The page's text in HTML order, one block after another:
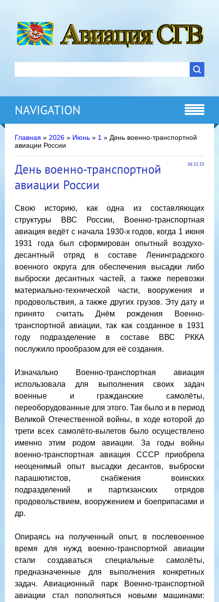
NAVIGATION
Главная » 2026 » Июнь » 1 » День военно-транспортной
авиации России
06:32:33
День военно-транспортной
авиации России
Свою историю, как одна из составляющих
структуры ВВС России, Военно-транспортная
авиация ведёт с начала 1930-х годов, когда 1 июня
1931 года был сформирован опытный воздухо-
десантный отряд в составе Ленинградского
военного округа для обеспечения высадки либо
выброски десантных частей, а также перевозки
материально-технической части, вооружения и
продовольствия, а также других грузов. Эту дату и
принято считать Днём рождения Военно-
транспортной авиации, так как созданное в 1931
году подразделение в составе ВВС РККА
послужило прообразом для её создания.
Изначально Военно-транспортная авиация
использовала для выполнения своих задач
военные и гражданские самолёты,
переоборудованные для этого. Так было и в период
Великой Отечественной войны, в ходе которой до
трети всех самолёто-вылетов было осуществлено
именно этим родом авиации. За годы войны
военно-транспортная авиация СССР приобрела
неоценимый опыт высадки десантов, выброски
парашютистов, снабжения воинских
подразделений и партизанских отрядов
продовольствием, вооружением и боеприпасами и
др.
Опираясь на полученный опыт, в послевоенное
время для нужд военно-транспортной авиации
стали создаваться специальные самолёты,
предназначенные для выполнения конкретных
задач. Авиационный парк Военно-транспортной
авиации стал пополняться новыми машинами: